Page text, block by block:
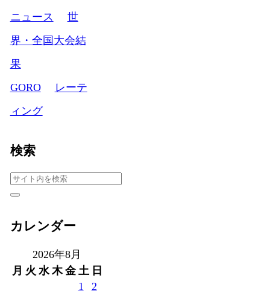
ニュース
世
界・全国大会結
果
GORO
レーテ
ィング
検索
カレンダー
2026年8月
月 火 水 木 金 土 日
1
2